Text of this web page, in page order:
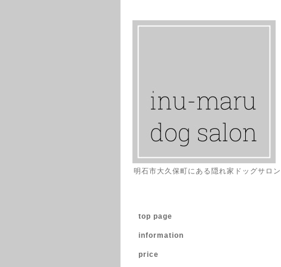
明石市大久保町にある隠れ家ドッグサロン
top page
information
price